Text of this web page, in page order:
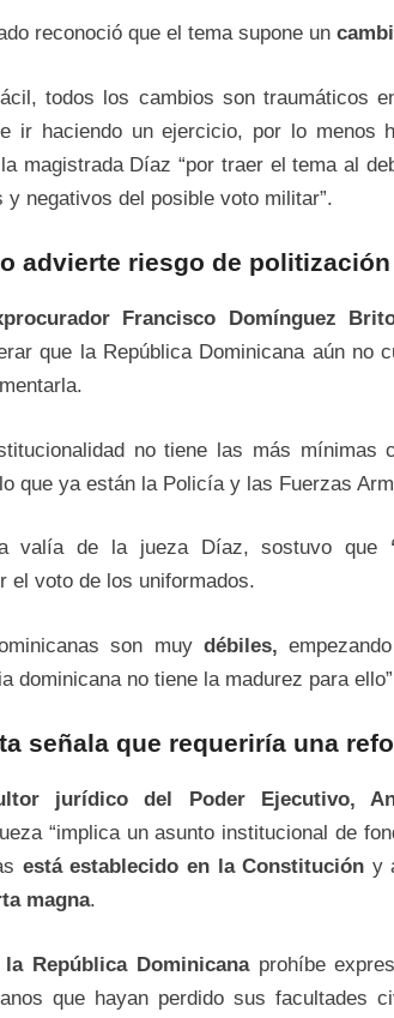
reconoció que el tema supone un
todos los cambios son traumáticos
ir haciendo un ejercicio, por lo menos
magistrada Díaz “por traer el tema al
negativos del posible voto militar”.
advierte riesgo de politización
Francisco Domínguez
que la República Dominicana aún no
no tiene las más mínimas
que ya están la Policía y las Fuerzas
valía de la jueza Díaz, sostuvo que
el voto de los uniformados.
son muy débiles,
dominicana no tiene la madurez para
señala que requeriría una
jurídico del Poder Ejecutivo,
“implica un asunto institucional de
está establecido en la Constitución y
magna.
República Dominicanaprohíbe
que hayan perdido sus facultades